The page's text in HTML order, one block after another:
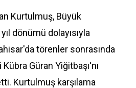
Kurtulmuş, Büyük
dönümü dolayısıyla
törenler sonrasında
Güran Yiğitbaşı'nı
Kurtulmuş karşılama